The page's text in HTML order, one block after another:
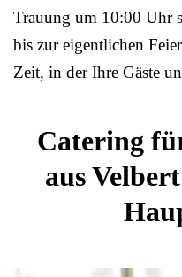
Trauung um 10:00 Uhr
bis zur eigentlichen
Zeit, in der Ihre Gäste
Catering
aus